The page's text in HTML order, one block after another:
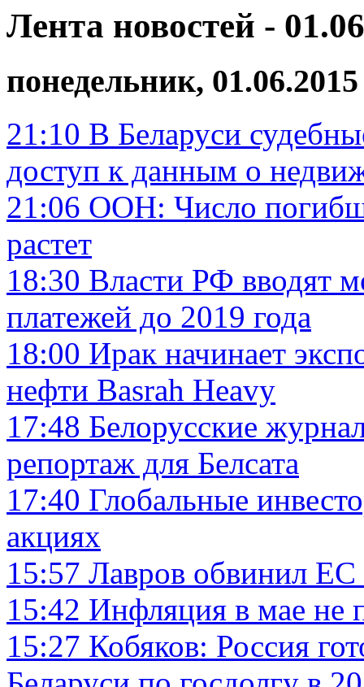
Лента новостей -
понедельник, 01.06.2015
21:10 В Беларуси
доступ к данным о
21:06 ООН: Число
растет
18:30 Власти РФ вводят
платежей до 2019 года
18:00 Ирак начинает
нефти Basrah Heavy
17:48 Белорусские
репортаж для Белсата
17:40 Глобальные
акциях
15:57 Лавров обвинил
15:42 Инфляция в мае не
15:27 Кобяков: Россия